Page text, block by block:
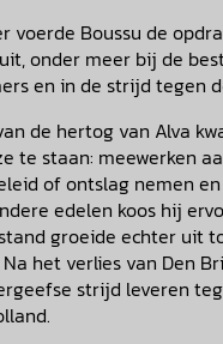
voerde Boussu de
onder meer bij de
en in de strijd tegen
de hertog van Alva
te staan: meewerken
of ontslag nemen
edelen koos hij
groeide echter uit
het verlies van Den
strijd leveren